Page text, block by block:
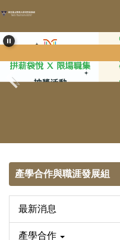
跳
主
內
容
產學合作與職涯發展組
最新消息
產學合作